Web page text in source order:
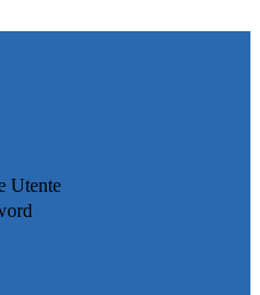
Utente